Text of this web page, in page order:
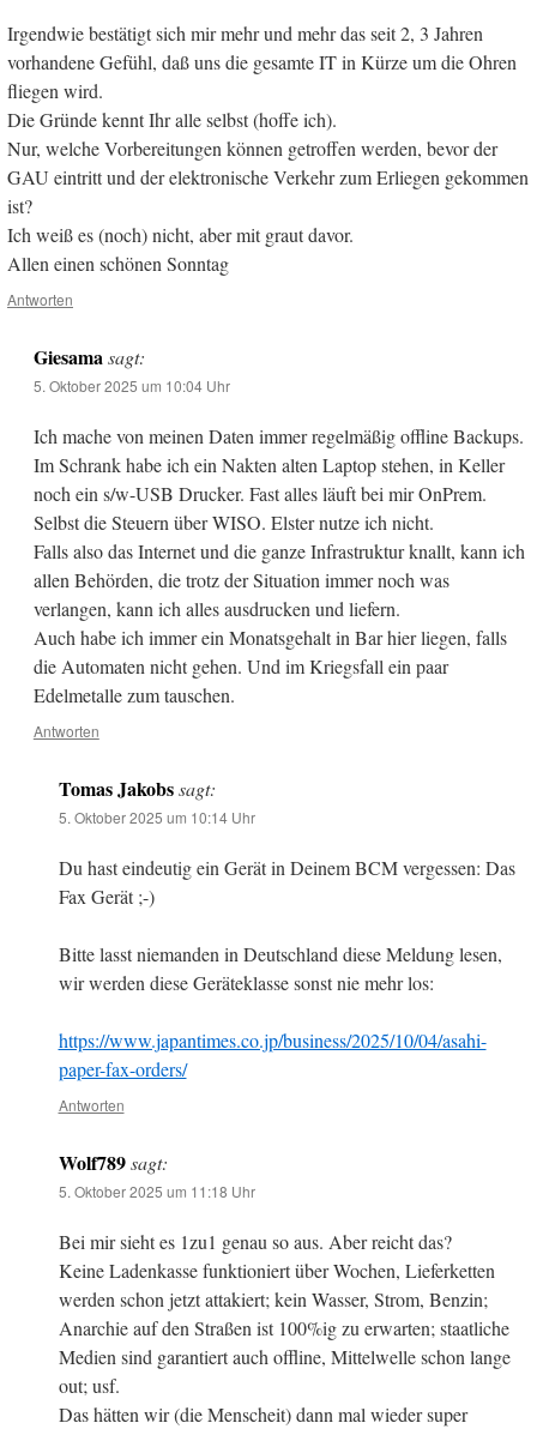
Irgendwie bestätigt sich mir mehr und mehr das seit 2, 3 Jahren
vorhandene Gefühl, daß uns die gesamte IT in Kürze um die Ohren
fliegen wird.
Die Gründe kennt Ihr alle selbst (hoffe ich).
Nur, welche Vorbereitungen können getroffen werden, bevor der
GAU eintritt und der elektronische Verkehr zum Erliegen gekommen
ist?
Ich weiß es (noch) nicht, aber mit graut davor.
Allen einen schönen Sonntag
Antworten
Giesama sagt:
5. Oktober 2025 um 10:04 Uhr
Ich mache von meinen Daten immer regelmäßig offline Backups.
Im Schrank habe ich ein Nakten alten Laptop stehen, in Keller
noch ein s/w-USB Drucker. Fast alles läuft bei mir OnPrem.
Selbst die Steuern über WISO. Elster nutze ich nicht.
Falls also das Internet und die ganze Infrastruktur knallt, kann ich
allen Behörden, die trotz der Situation immer noch was
verlangen, kann ich alles ausdrucken und liefern.
Auch habe ich immer ein Monatsgehalt in Bar hier liegen, falls
die Automaten nicht gehen. Und im Kriegsfall ein paar
Edelmetalle zum tauschen.
Antworten
Tomas Jakobs sagt:
5. Oktober 2025 um 10:14 Uhr
Du hast eindeutig ein Gerät in Deinem BCM vergessen: Das
Fax Gerät ;-)
Bitte lasst niemanden in Deutschland diese Meldung lesen,
wir werden diese Geräteklasse sonst nie mehr los:
https://www.japantimes.co.jp/business/2025/10/04/asahi-
paper-fax-orders/
Antworten
Wolf789 sagt:
5. Oktober 2025 um 11:18 Uhr
Bei mir sieht es 1zu1 genau so aus. Aber reicht das?
Keine Ladenkasse funktioniert über Wochen, Lieferketten
werden schon jetzt attakiert; kein Wasser, Strom, Benzin;
Anarchie auf den Straßen ist 100%ig zu erwarten; staatliche
Medien sind garantiert auch offline, Mittelwelle schon lange
out; usf.
Das hätten wir (die Menscheit) dann mal wieder super